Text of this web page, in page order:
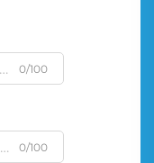
0/100
0/100